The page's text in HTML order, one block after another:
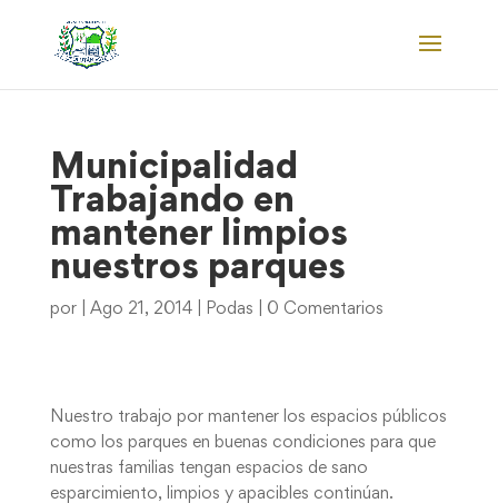
Municipalidad
Trabajando en
mantener limpios
nuestros parques
por Ago 21, 2014| Podas 0 Comentarios
Nuestro trabajo por mantener los espacios públicos
como los parques en buenas condiciones para que
nuestras familias tengan espacios de sano
esparcimiento, limpios y apacibles continúan.